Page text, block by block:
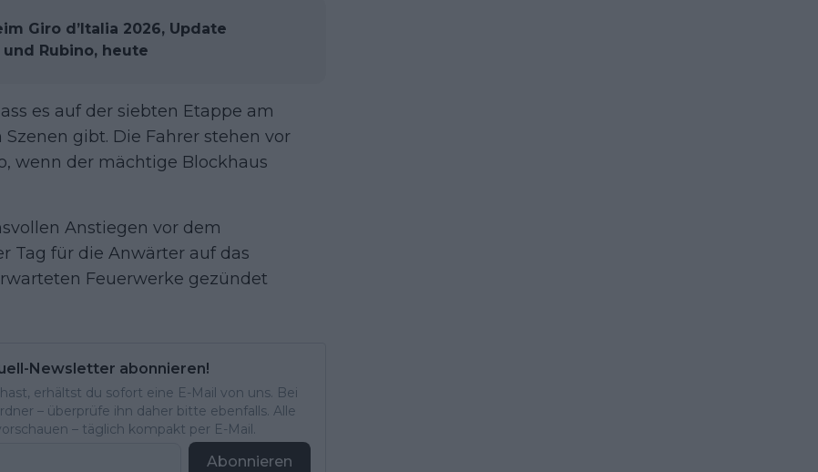
Giro d’Italia 2026, Update
Rubino, heute
es auf der siebten Etappe am
gibt. Die Fahrer stehen vor
wenn der mächtige Blockhaus
Anstiegen vor dem
Tag für die Anwärter auf das
Feuerwerke gezündet
Newsletter abonnieren!
erhältst du sofort eine E-Mail von uns. Bei
– überprüfe ihn daher bitte ebenfalls. Alle
– täglich kompakt per E-Mail.
Abonnieren